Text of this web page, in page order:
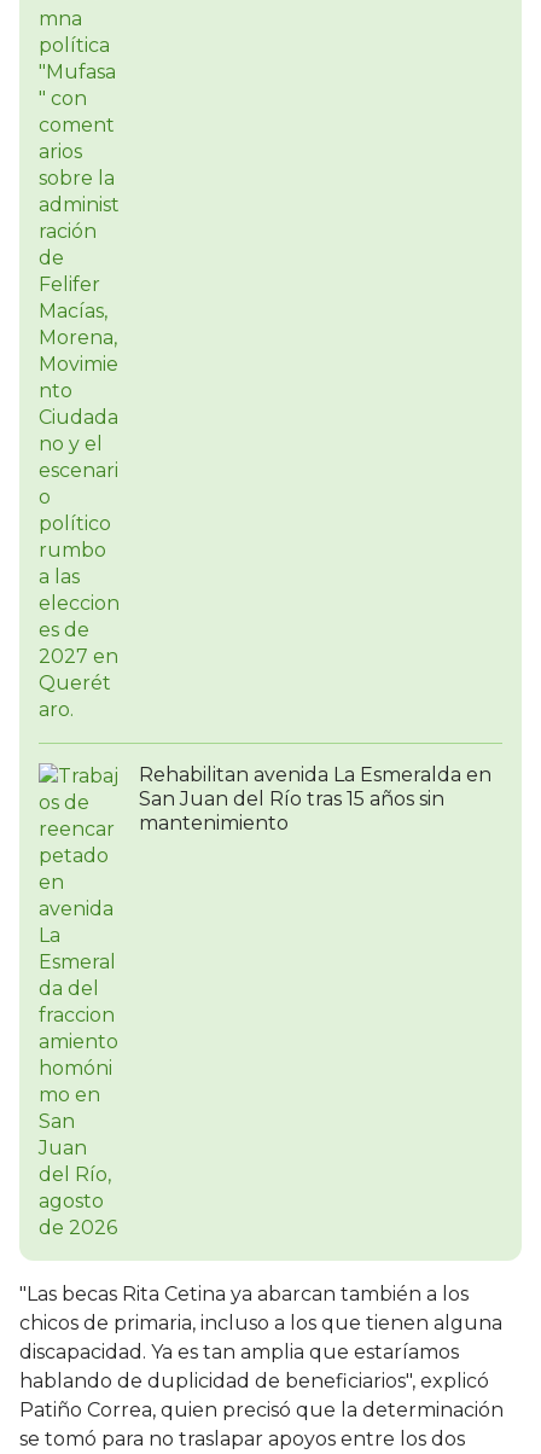
Rehabilitan avenida La Esmeralda en
San Juan del Río tras 15 años sin
mantenimiento
"Las becas Rita Cetina ya abarcan también a los
chicos de primaria, incluso a los que tienen alguna
discapacidad. Ya es tan amplia que estaríamos
hablando de duplicidad de beneficiarios", explicó
Patiño Correa, quien precisó que la determinación
se tomó para no traslapar apoyos entre los dos